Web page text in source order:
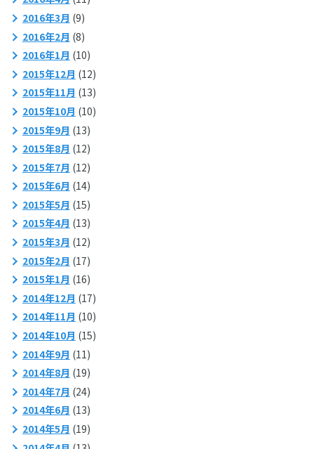
2016年3月 (9)
2016年2月 (8)
2016年1月 (10)
2015年12月 (12)
2015年11月 (13)
2015年10月 (10)
2015年9月 (13)
2015年8月 (12)
2015年7月 (12)
2015年6月 (14)
2015年5月 (15)
2015年4月 (13)
2015年3月 (12)
2015年2月 (17)
2015年1月 (16)
2014年12月 (17)
2014年11月 (10)
2014年10月 (15)
2014年9月 (11)
2014年8月 (19)
2014年7月 (24)
2014年6月 (13)
2014年5月 (19)